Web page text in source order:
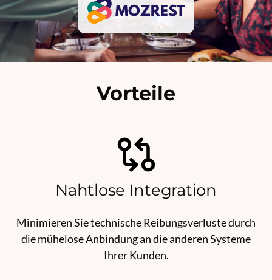
Vorteile
Nahtlose Integration
Minimieren Sie technische Reibungsverluste durch
die mühelose Anbindung an die anderen Systeme
Ihrer Kunden.